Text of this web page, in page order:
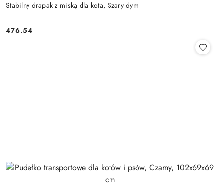
Stabilny drapak z miską dla kota, Szary dym
Cena:
476.54